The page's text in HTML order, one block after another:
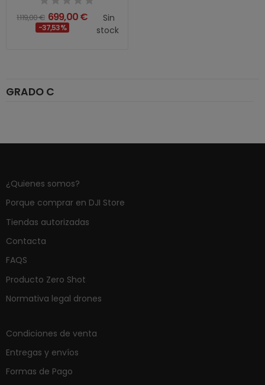
GRADO C
1.119,00 € 699,00 €
-37,53%
Sin
stock
¿Quienes somos?
Porque comprar en DJI Store
Tiendas autorizadas
Contacta
FAQS
Producto Zero Shot
Normativa legal drones
Condiciones de venta
Entregas y envíos
Formas de Pago